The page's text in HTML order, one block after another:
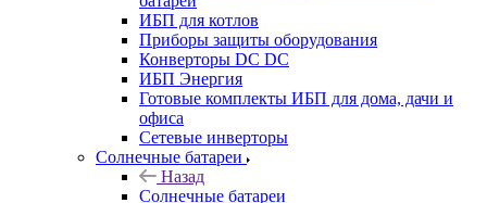
ИБП для котлов
Приборы защиты оборудования
Конверторы DC DC
ИБП Энергия
Готовые комплекты ИБП для дома, дачи и
офиса
Сетевые инверторы
Солнечные батареи
Назад
Солнечные батареи